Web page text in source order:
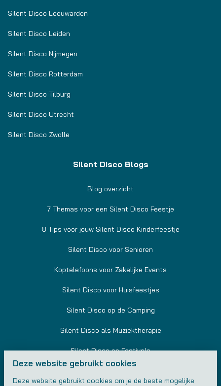
Silent Disco Leeuwarden
Silent Disco Leiden
Silent Disco Nijmegen
Silent Disco Rotterdam
Silent Disco Tilburg
Silent Disco Utrecht
Silent Disco Zwolle
Silent Disco Blogs
Blog overzicht
7 Themas voor een Silent Disco Feestje
8 Tips voor jouw Silent Disco Kinderfeestje
Silent Disco voor Senioren
Koptelefoons voor Zakelijke Events
Silent Disco voor Huisfeestjes
Silent Disco op de Camping
Silent Disco als Muziektherapie
Silent Disco op Festivals
Silent Disco in Sportscholen
Deze website gebruikt cookies
Deze website gebruikt cookies om je de beste mogelijke